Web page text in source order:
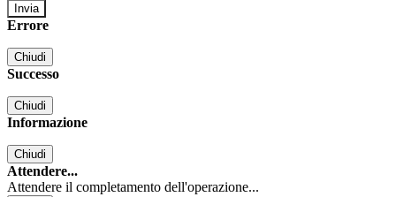
Errore
Chiudi
Successo
Chiudi
Informazione
Chiudi
Attendere...
Attendere il completamento dell'operazione...